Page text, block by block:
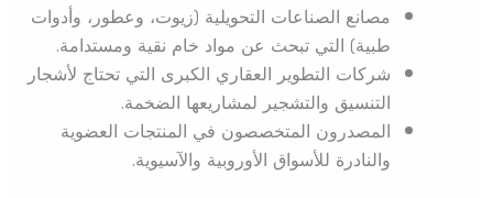
مصانع الصناعات التحويلية (زيوت، وعطور، وأدوات
طبية) التي تبحث عن مواد خام نقية ومستدامة.
شركات التطوير العقاري الكبرى التي تحتاج لأشجار
التنسيق والتشجير لمشاريعها الضخمة.
المصدرون المتخصصون في المنتجات العضوية
والنادرة للأسواق الأوروبية والآسيوية.